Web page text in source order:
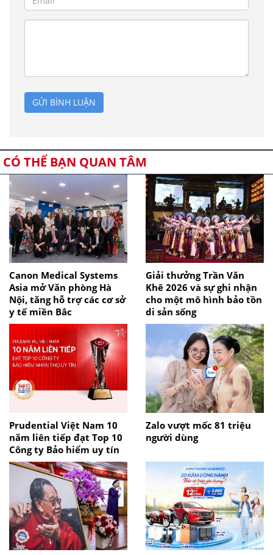
GỬI BÌNH LUẬN
CÓ THỂ BẠN QUAN TÂM
Canon Medical Systems
Asia mở Văn phòng Hà
Nội, tăng hỗ trợ các cơ sở
y tế miền Bắc
Giải thưởng Trần Văn
Khê 2026 và sự ghi nhận
cho một mô hình bảo tồn
di sản sống
Prudential Việt Nam 10
năm liên tiếp đạt Top 10
Công ty Bảo hiểm uy tín
Zalo vượt mốc 81 triệu
người dùng